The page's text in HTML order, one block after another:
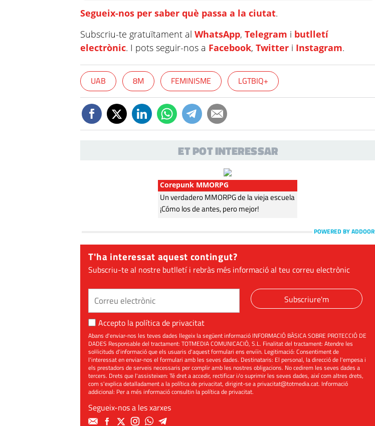
Segueix-nos per saber què passa a la ciutat.
Subscriu-te gratuïtament alWhatsApp,Telegram i butlletí
electrònic. I pots seguir-nos a Facebook,Twitter i Instagram.
UAB 8M FEMINISME LGTBIQ+
ET POT INTERESSAR
Corepunk MMORPG
Un verdadero MMORPG de la vieja escuela
¡Cómo los de antes, pero mejor!
POWERED BY ADDOOR
T'ha interessat aquest contingut?
Subscriu-te al nostre butlletí i rebràs més informació al teu correu electrònic
Subscriure'm
Accepto la política de privacitat
Abans d'enviar-nos les teves dades llegeix la següent informació INFORMACIÓ BÀSICA SOBRE PROTECCIÓ DE
DADES Responsable del tractament: TOTMEDIA COMUNICACIÓ, S.L. Finalitat del tractament: Atendre les
sol·licituds d'informació que els usuaris d'aquest formulari ens enviïn. Legitimació: Consentiment de
l'interessat en enviar-nos el formulari amb les seves dades. Destinataris: El personal, la direcció de l'empesa i
els prestadors de serveis necessaris per complir amb les nostres obligacions. No cedirem les seves dades a
tercers. Drets que l'assisteixen: Té dret a accedir, rectificar i/o suprimir les seves dades, així com altres drets,
com s'explica detalladament a la política de privacitat, dirigint-se aprivacitat@totmedia.cat. Informació
addicional: Per a més informació consultin lapolítica de privacitat.
Segueix-nos a les xarxes